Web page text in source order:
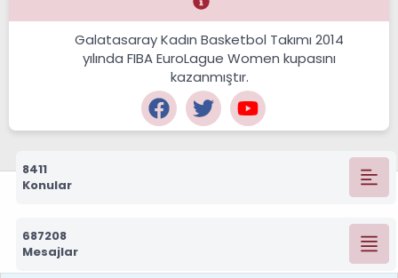
Galatasaray Kadın Basketbol Takımı 2014
yılında FIBA EuroLague Women kupasını
kazanmıştır.
8411
Konular
687208
Mesajlar